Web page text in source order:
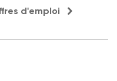
d'emploi